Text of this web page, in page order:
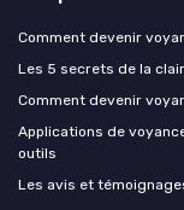
Comment devenir
Les 5 secrets de la
Comment devenir
Applications de
outils
Les avis et